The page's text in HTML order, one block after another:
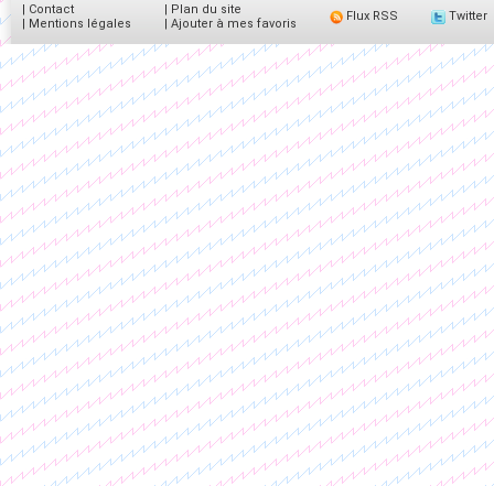
| Contact
| Mentions légales
| Plan du site
| Ajouter à mes favoris
Flux RSS Twitter